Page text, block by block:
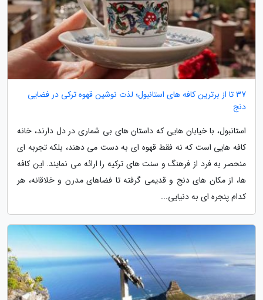
37 تا از برترین کافه های استانبول؛ لذت نوشین قهوه ترکی در فضایی
دنج
استانبول، با خیابان هایی که داستان های بی شماری در دل دارند، خانه
کافه هایی است که نه فقط قهوه ای به دست می دهند، بلکه تجربه ای
منحصر به فرد از فرهنگ و سنت های ترکیه را ارائه می نمایند. این کافه
ها، از مکان های دنج و قدیمی گرفته تا فضاهای مدرن و خلاقانه، هر
کدام پنجره ای به دنیایی...